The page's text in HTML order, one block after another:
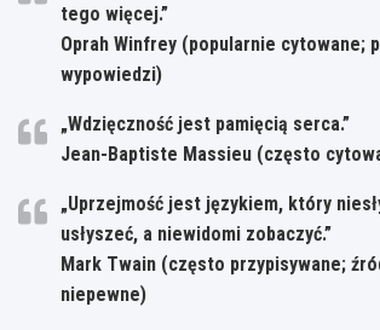
tego więcej.”
Oprah Winfrey (popularnie cytowane;
wypowiedzi)
„Wdzięczność jest pamięcią serca.”
Jean-Baptiste Massieu (często
„Uprzejmość jest językiem, który
usłyszeć, a niewidomi zobaczyć.”
Mark Twain (często przypisywane;
niepewne)